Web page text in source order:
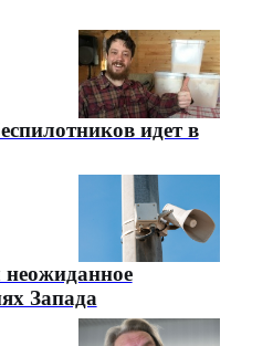
идет в
Запада